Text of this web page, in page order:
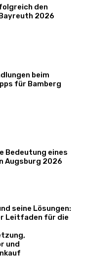
den
2026
beim
für Bamberg
Bedeutung eines
Augsburg 2026
seine Lösungen:
Leitfaden für die
und